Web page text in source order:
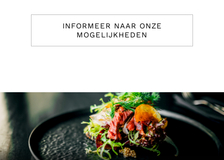
INFORMEER NAAR ONZE
MOGELIJKHEDEN